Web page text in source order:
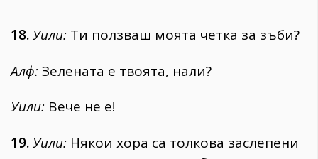
18.Уили: Ти ползваш моята четка за зъби?
Алф: Зелената е твоята, нали?
Уили: Вече не е!
19.Уили: Някои хора са толкова заслепени